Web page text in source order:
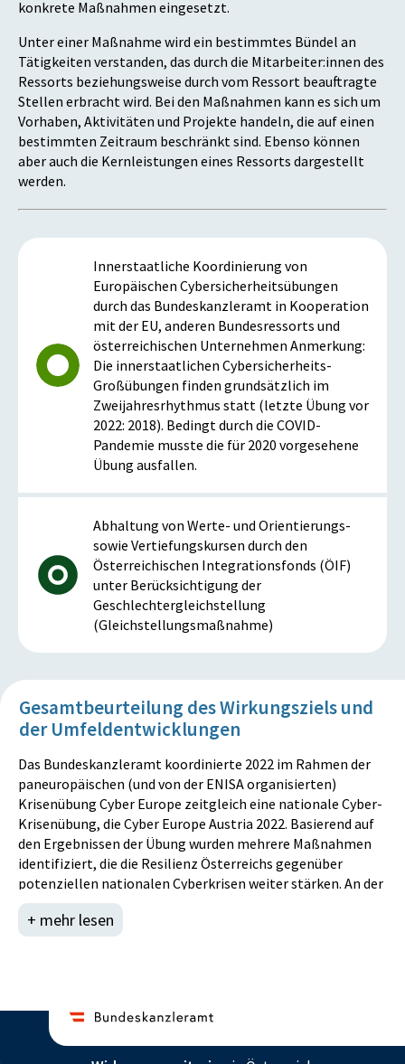
konkrete Maßnahmen eingesetzt.
Unter einer Maßnahme wird ein bestimmtes Bündel an
Tätigkeiten verstanden, das durch die Mitarbeiter:innen des
Ressorts beziehungsweise durch vom Ressort beauftragte
Stellen erbracht wird. Bei den Maßnahmen kann es sich um
Vorhaben, Aktivitäten und Projekte handeln, die auf einen
bestimmten Zeitraum beschränkt sind. Ebenso können
aber auch die Kernleistungen eines Ressorts dargestellt
werden.
Innerstaatliche Koordinierung von
Europäischen Cybersicherheitsübungen
durch das Bundeskanzleramt in Kooperation
mit der EU, anderen Bundesressorts und
österreichischen Unternehmen Anmerkung:
Die innerstaatlichen Cybersicherheits-
Großübungen finden grundsätzlich im
Zweijahresrhythmus statt (letzte Übung vor
2022: 2018). Bedingt durch die COVID-
Pandemie musste die für 2020 vorgesehene
Übung ausfallen.
Abhaltung von Werte- und Orientierungs-
sowie Vertiefungskursen durch den
Österreichischen Integrationsfonds (ÖIF)
unter Berücksichtigung der
Geschlechtergleichstellung
(Gleichstellungsmaßnahme)
Gesamtbeurteilung des Wirkungsziels und
der Umfeldentwicklungen
Das Bundeskanzleramt koordinierte 2022 im Rahmen der
paneuropäischen (und von der ENISA organisierten)
Krisenübung Cyber Europe zeitgleich eine nationale Cyber-
Krisenübung, die Cyber Europe Austria 2022. Basierend auf
den Ergebnissen der Übung wurden mehrere Maßnahmen
identifiziert, die die Resilienz Österreichs gegenüber
potenziellen nationalen Cyberkrisen weiter stärken. An der
Übung nahmen insgesamt 12 Organisationen aktiv teil. Der
Zielzustand von 14 teilnehmenden Einrichtungen wurde
Bundeskanzleramt die Übung als Erfolg ein. Aus der
Kennzahl zur Maßnahme 4 des Globalbudgets 10.01 geht
+ mehr lesen